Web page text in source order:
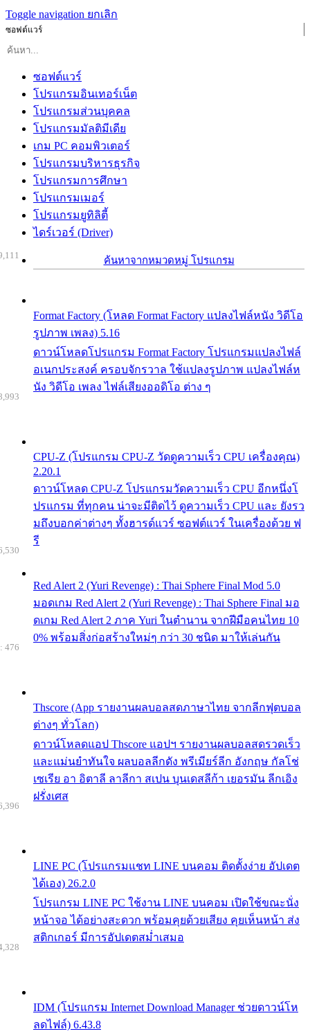
Toggle navigation ยกเลิก
ซอฟต์แวร์
ซอฟต์แวร์
โปรแกรมอินเทอร์เน็ต
โปรแกรมส่วนบุคคล
โปรแกรมมัลติมีเดีย
เกม PC คอมพิวเตอร์
โปรแกรมบริหารธุรกิจ
โปรแกรมการศึกษา
โปรแกรมเมอร์
โปรแกรมยูทิลิตี้
ไดร์เวอร์ (Driver)
ค้นหาจากหมวดหมู่ โปรแกรม
Format Factory (โหลด Format Factory แปลงไฟล์หนัง วิดีโอ
รูปภาพ เพลง) 5.16
ดาวน์โหลดโปรแกรม Format Factory โปรแกรมแปลงไฟล์
อเนกประสงค์ ครอบจักรวาล ใช้แปลงรูปภาพ แปลงไฟล์ห
นัง วิดีโอ เพลง ไฟล์เสียงออดิโอ ต่าง ๆ
CPU-Z (โปรแกรม CPU-Z วัดดูความเร็ว CPU เครื่องคุณ)
2.20.1
ดาวน์โหลด CPU-Z โปรแกรมวัดความเร็ว CPU อีกหนึ่งโ
ปรแกรม ที่ทุกคน น่าจะมีติดไว้ ดูความเร็ว CPU และ ยังรว
มถึงบอกค่าต่างๆ ทั้งฮารด์แวร์ ซอฟต์แวร์ ในเครื่องด้วย ฟ
รี
Red Alert 2 (Yuri Revenge) : Thai Sphere Final Mod 5.0
มอดเกม Red Alert 2 (Yuri Revenge) : Thai Sphere Final มอ
ดเกม Red Alert 2 ภาค Yuri ในตำนาน จากฝีมือคนไทย 10
0% พร้อมสิ่งก่อสร้างใหม่ๆ กว่า 30 ชนิด มาให้เล่นกัน
Thscore (App รายงานผลบอลสดภาษาไทย จากลีกฟุตบอล
ต่างๆ ทั่วโลก)
ดาวน์โหลดแอป Thscore แอปฯ รายงานผลบอลสดรวดเร็ว
และแม่นยำทันใจ ผลบอลลีกดัง พรีเมียร์ลีก อังกฤษ กัลโช่
เซเรีย อา อิตาลี ลาลีกา สเปน บุนเดสลีก้า เยอรมัน ลีกเอิง
ฝรั่งเศส
476
LINE PC (โปรแกรมแชท LINE บนคอม ติดตั้งง่าย อัปเดต
ได้เอง) 26.2.0
โปรแกรม LINE PC ใช้งาน LINE บนคอม เปิดใช้ขณะนั่ง
หน้าจอ ได้อย่างสะดวก พร้อมคุยด้วยเสียง คุยเห็นหน้า ส่ง
สติกเกอร์ มีการอัปเดตสม่ำเสมอ
IDM (โปรแกรม Internet Download Manager ช่วยดาวน์โห
ลดไฟล์) 6.43.8